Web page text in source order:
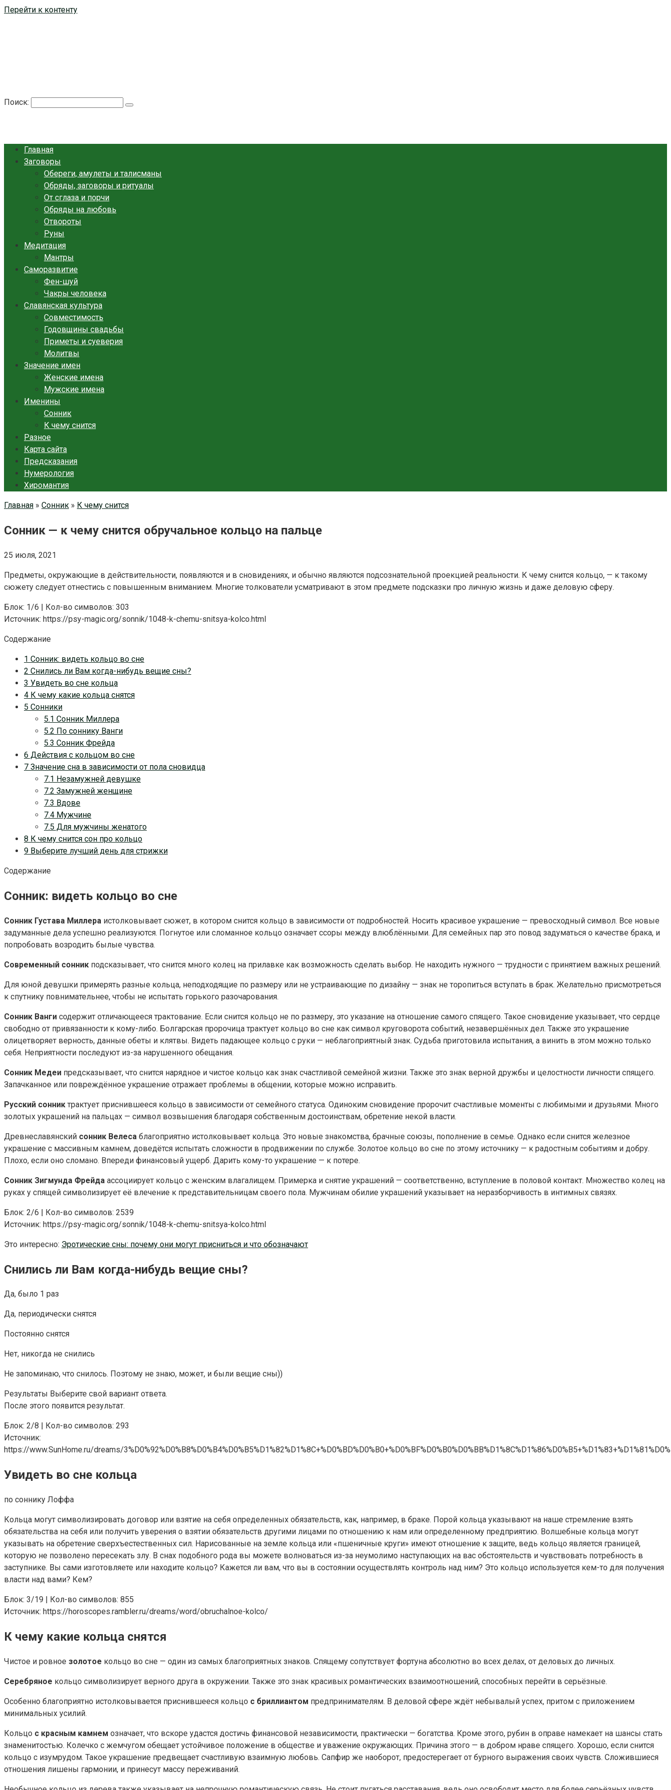
Перейти к контенту
Поиск:
Главная
Заговоры
Обереги, амулеты и талисманы
Обряды, заговоры и ритуалы
От сглаза и порчи
Обряды на любовь
Отвороты
Руны
Медитация
Мантры
Саморазвитие
Фен-шуй
Чакры человека
Славянская культура
Совместимость
Годовщины свадьбы
Приметы и суеверия
Молитвы
Значение имен
Женские имена
Мужские имена
Именины
Сонник
К чему снится
Разное
Карта сайта
Предсказания
Нумерология
Хиромантия
Главная » Сонник » К чему снится
Сонник — к чему снится обручальное кольцо на пальце
25 июля, 2021
Предметы, окружающие в действительности, появляются и в сновидениях, и обычно являются подсознательной проекцией реальности. К чему снится кольцо, — к такому
сюжету следует отнестись с повышенным вниманием. Многие толкователи усматривают в этом предмете подсказки про личную жизнь и даже деловую сферу.
Блок: 1/6 | Кол-во символов: 303
Источник: https://psy-magic.org/sonnik/1048-k-chemu-snitsya-kolco.html
Содержание
1 Сонник: видеть кольцо во сне
2 Снились ли Вам когда-нибудь вещие сны?
3 Увидеть во сне кольца
4 К чему какие кольца снятся
5 Сонники
5.1 Сонник Миллера
5.2 По соннику Ванги
5.3 Сонник Фрейда
6 Действия с кольцом во сне
7 Значение сна в зависимости от пола сновидца
7.1 Незамужней девушке
7.2 Замужней женщине
7.3 Вдове
7.4 Мужчине
7.5 Для мужчины женатого
8 К чему снится сон про кольцо
9 Выберите лучший день для стрижки
Содержание
Сонник: видеть кольцо во сне
Сонник Густава Миллера истолковывает сюжет, в котором снится кольцо в зависимости от подробностей. Носить красивое украшение — превосходный символ. Все новые
задуманные дела успешно реализуются. Погнутое или сломанное кольцо означает ссоры между влюблёнными. Для семейных пар это повод задуматься о качестве брака, и
попробовать возродить былые чувства.
Современный сонник подсказывает, что снится много колец на прилавке как возможность сделать выбор. Не находить нужного — трудности с принятием важных решений.
Для юной девушки примерять разные кольца, неподходящие по размеру или не устраивающие по дизайну — знак не торопиться вступать в брак. Желательно присмотреться
к спутнику повнимательнее, чтобы не испытать горького разочарования.
Сонник Ванги содержит отличающееся трактование. Если снится кольцо не по размеру, это указание на отношение самого спящего. Такое сновидение указывает, что сердце
свободно от привязанности к кому-либо. Болгарская пророчица трактует кольцо во сне как символ круговорота событий, незавершённых дел. Также это украшение
олицетворяет верность, данные обеты и клятвы. Видеть падающее кольцо с руки — неблагоприятный знак. Судьба приготовила испытания, а винить в этом можно только
себя. Неприятности последуют из-за нарушенного обещания.
Сонник Медеи предсказывает, что снится нарядное и чистое кольцо как знак счастливой семейной жизни. Также это знак верной дружбы и целостности личности спящего.
Запачканное или повреждённое украшение отражает проблемы в общении, которые можно исправить.
Русский сонник трактует приснившееся кольцо в зависимости от семейного статуса. Одиноким сновидение пророчит счастливые моменты с любимыми и друзьями. Много
золотых украшений на пальцах — символ возвышения благодаря собственным достоинствам, обретение некой власти.
Древнеславянский сонник Велеса благоприятно истолковывает кольца. Это новые знакомства, брачные союзы, пополнение в семье. Однако если снится железное
украшение с массивным камнем, доведётся испытать сложности в продвижении по службе. Золотое кольцо во сне по этому источнику — к радостным событиям и добру.
Плохо, если оно сломано. Впереди финансовый ущерб. Дарить кому-то украшение — к потере.
Сонник Зигмунда Фрейда ассоциирует кольцо с женским влагалищем. Примерка и снятие украшений — соответственно, вступление в половой контакт. Множество колец на
руках у спящей символизирует её влечение к представительницам своего пола. Мужчинам обилие украшений указывает на неразборчивость в интимных связях.
Блок: 2/6 | Кол-во символов: 2539
Источник: https://psy-magic.org/sonnik/1048-k-chemu-snitsya-kolco.html
Это интересно: Эротические сны: почему они могут присниться и что обозначают
Снились ли Вам когда-нибудь вещие сны?
Да, было 1 раз
Да, периодически снятся
Постоянно снятся
Нет, никогда не снились
Не запоминаю, что снилось. Поэтому не знаю, может, и были вещие сны))
Результаты Выберите свой вариант ответа.
После этого появится результат.
Блок: 2/8 | Кол-во символов: 293
Источник:
https://www.SunHome.ru/dreams/
Увидеть во сне кольца
по соннику Лоффа
Кольца могут символизировать договор или взятие на себя определенных обязательств, как, например, в браке. Порой кольца указывают на наше стремление взять
обязательства на себя или получить уверения о взятии обязательств другими лицами по отношению к нам или определенному предприятию. Волшебные кольца могут
указывать на обретение сверхъестественных сил. Нарисованные на земле кольца или «пшеничные круги» имеют отношение к защите, ведь кольцо является границей,
которую не позволено пересекать злу. В снах подобного рода вы можете волноваться из-за неумолимо наступающих на вас обстоятельств и чувствовать потребность в
заступнике. Вы сами изготовляете или находите кольцо? Кажется ли вам, что вы в состоянии осуществлять контроль над ним? Это кольцо используется кем-то для получения
власти над вами? Кем?
Блок: 3/19 | Кол-во символов: 855
Источник: https://horoscopes.rambler.ru/dreams/word/obruchalnoe-kolco/
К чему какие кольца снятся
Чистое и ровное золотое кольцо во сне — один из самых благоприятных знаков. Спящему сопутствует фортуна абсолютно во всех делах, от деловых до личных.
Серебряное кольцо символизирует верного друга в окружении. Также это знак красивых романтических взаимоотношений, способных перейти в серьёзные.
Особенно благоприятно истолковывается приснившееся кольцо с бриллиантом предпринимателям. В деловой сфере ждёт небывалый успех, притом с приложением
минимальных усилий.
Кольцо с красным камнем означает, что вскоре удастся достичь финансовой независимости, практически — богатства. Кроме этого, рубин в оправе намекает на шансы стать
знаменитостью. Колечко с жемчугом обещает устойчивое положение в обществе и уважение окружающих. Причина этого — в добром нраве спящего. Хорошо, если снится
кольцо с изумрудом. Такое украшение предвещает счастливую взаимную любовь. Сапфир же наоборот, предостерегает от бурного выражения своих чувств. Сложившиеся
отношения лишены гармонии, и принесут массу переживаний.